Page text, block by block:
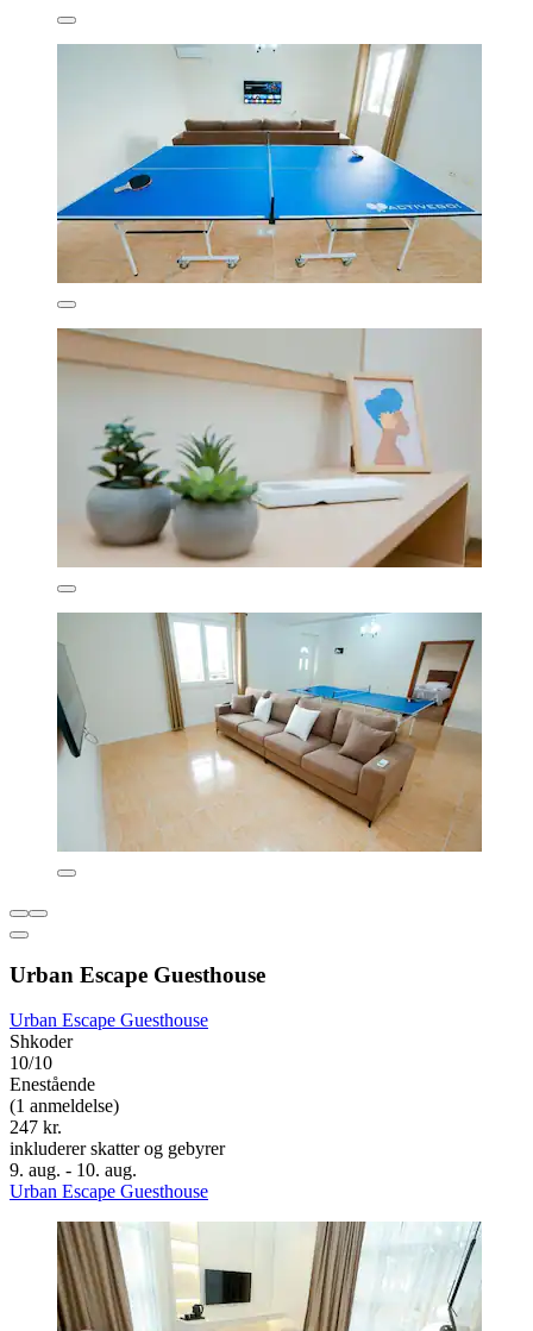
Urban Escape Guesthouse
Urban Escape Guesthouse
Shkoder
10/10
Enestående
(1 anmeldelse)
247 kr.
inkluderer skatter og gebyrer
9. aug. - 10. aug.
Urban Escape Guesthouse